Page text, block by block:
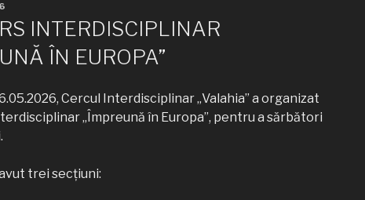
INTERDISCIPLINAR
ÎN EUROPA”
Cercul Interdisciplinar „Valahia” a organizat
„Împreună în Europa”, pentru a sărbători
trei secțiuni: